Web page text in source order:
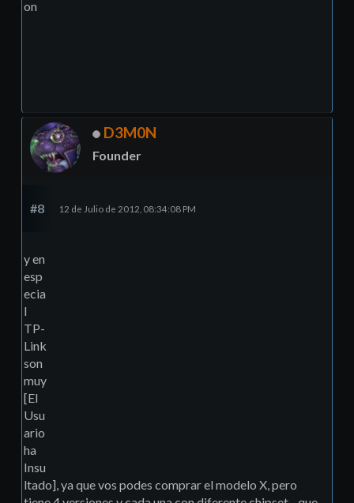
on
D3M0N
Founder
#8 12 de Julio de 2012, 08:34:08 PM
y en
esp
ecia
l
TP-
Link
son
muy
[El
Usu
ario
ha
Insu
ltado], ya que vos podes comprar el modelo X, pero